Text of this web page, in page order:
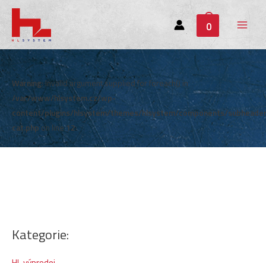
0
Main
Menu
Kategorie:
Warning: Invalid argument supplied for foreach() in
/var/www/hlsystem.cz/wp-
content/plugins/hlsystem/themes/hlsystem/components/
cat.phpon line12